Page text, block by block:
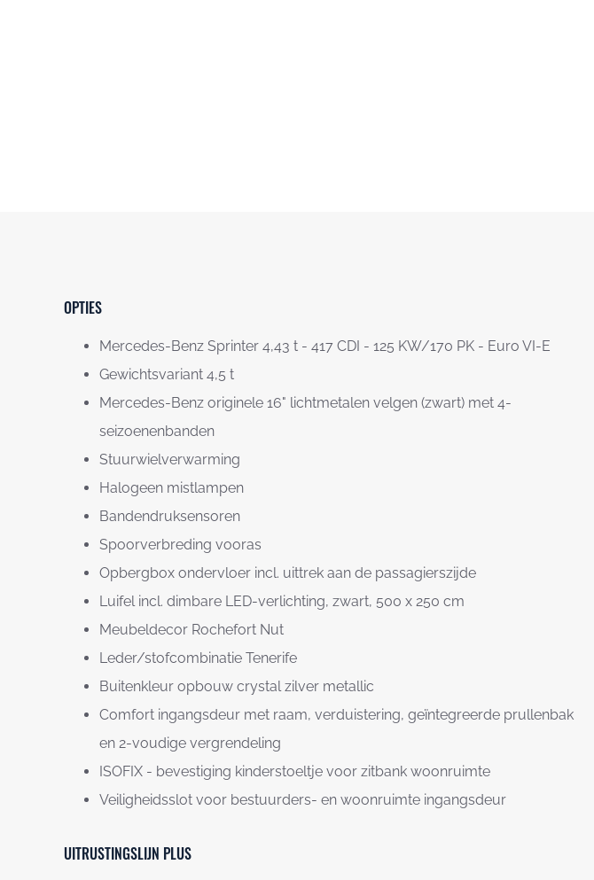
OPTIES
Mercedes-Benz Sprinter 4,43 t - 417 CDI - 125 KW/170 PK - Euro VI-E
Gewichtsvariant 4,5 t
Mercedes-Benz originele 16" lichtmetalen velgen (zwart) met 4-
seizoenenbanden
Stuurwielverwarming
Halogeen mistlampen
Bandendruksensoren
Spoorverbreding vooras
Opbergbox ondervloer incl. uittrek aan de passagierszijde
Luifel incl. dimbare LED-verlichting, zwart, 500 x 250 cm
Meubeldecor Rochefort Nut
Leder/stofcombinatie Tenerife
Buitenkleur opbouw crystal zilver metallic
Comfort ingangsdeur met raam, verduistering, geïntegreerde prullenbak
en 2-voudige vergrendeling
ISOFIX - bevestiging kinderstoeltje voor zitbank woonruimte
Veiligheidsslot voor bestuurders- en woonruimte ingangsdeur
UITRUSTINGSLIJN PLUS